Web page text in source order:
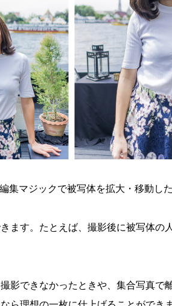
集マジックで被写体を拡大・移動した
ます。たとえば、撮影後に被写体の
影できなかったときや、集合写真で